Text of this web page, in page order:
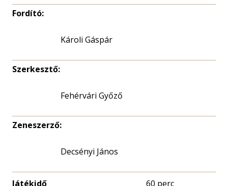
Fordító:
Károli Gáspár
Szerkesztő:
Fehérvári Győző
Zeneszerző:
Decsényi János
Játékidő 60 perc